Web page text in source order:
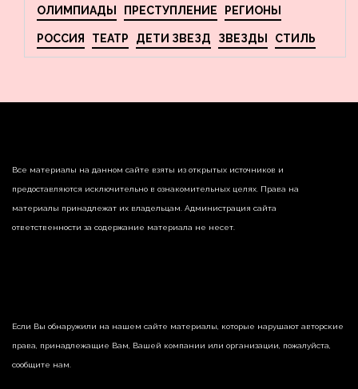
ОЛИМПИАДЫ ПРЕСТУПЛЕНИЕ РЕГИОНЫ
РОССИЯ ТЕАТР ДЕТИ ЗВЕЗД ЗВЕЗДЫ СТИЛЬ
Все материалы на данном сайте взяты из открытых источников и
предоставляются исключительно в ознакомительных целях. Права на
материалы принадлежат их владельцам. Администрация сайта
ответственности за содержание материала не несет.
Если Вы обнаружили на нашем сайте материалы, которые нарушают авторские
права, принадлежащие Вам, Вашей компании или организации, пожалуйста,
сообщите нам.